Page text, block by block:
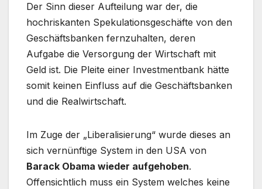
Der Sinn dieser Aufteilung war der, die
hochriskanten Spekulationsgeschäfte von den
Geschäftsbanken fernzuhalten, deren
Aufgabe die Versorgung der Wirtschaft mit
Geld ist. Die Pleite einer Investmentbank hätte
somit keinen Einfluss auf die Geschäftsbanken
und die Realwirtschaft.
Im Zuge der „Liberalisierung“ wurde dieses an
sich vernünftige System in den USA von
Barack Obama wieder aufgehoben.
Offensichtlich muss ein System welches keine